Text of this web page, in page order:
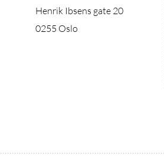
Henrik Ibsens gate 20
0255 Oslo